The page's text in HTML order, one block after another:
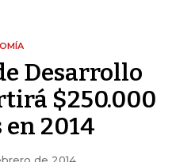
Desarrollo
$250.000
2014